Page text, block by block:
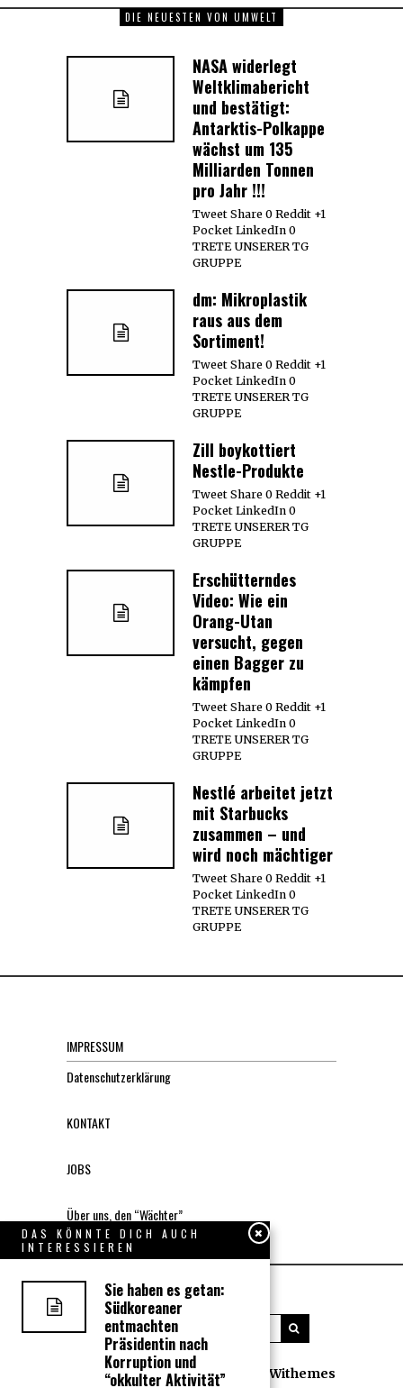
DIE NEUESTEN VON UMWELT
NASA widerlegt
Weltklimabericht
und bestätigt:
Antarktis-Polkappe
wächst um 135
Milliarden Tonnen
pro Jahr !!!
Tweet Share 0 Reddit +1
Pocket LinkedIn 0
TRETE UNSERER TG
GRUPPE
dm: Mikroplastik
raus aus dem
Sortiment!
Tweet Share 0 Reddit +1
Pocket LinkedIn 0
TRETE UNSERER TG
GRUPPE
Zill boykottiert
Nestle-Produkte
Tweet Share 0 Reddit +1
Pocket LinkedIn 0
TRETE UNSERER TG
GRUPPE
Erschütterndes
Video: Wie ein
Orang-Utan
versucht, gegen
einen Bagger zu
kämpfen
Tweet Share 0 Reddit +1
Pocket LinkedIn 0
TRETE UNSERER TG
GRUPPE
Nestlé arbeitet jetzt
mit Starbucks
zusammen – und
wird noch mächtiger
Tweet Share 0 Reddit +1
Pocket LinkedIn 0
TRETE UNSERER TG
GRUPPE
IMPRESSUM
Datenschutzerklärung
KONTAKT
JOBS
Über uns, den “Wächter”
All rights reserved. Designed by Withemes
DAS KÖNNTE DICH AUCH
INTERESSIEREN
Sie haben es getan:
Südkoreaner
entmachten
Präsidentin nach
Korruption und
“okkulter Aktivität”